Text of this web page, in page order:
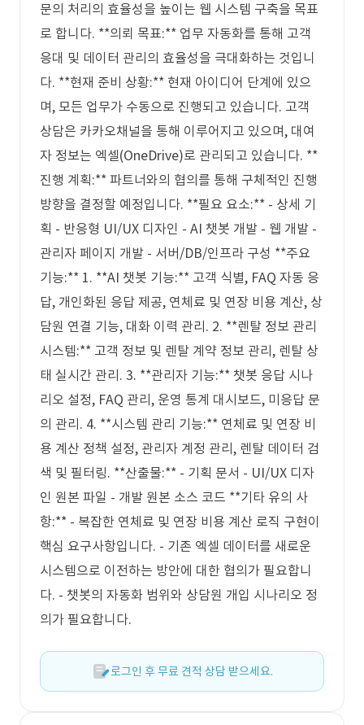
문의 처리의 효율성을 높이는 웹 시스템 구축을 목표
로 합니다. **의뢰 목표:** 업무 자동화를 통해 고객
응대 및 데이터 관리의 효율성을 극대화하는 것입니
다. **현재 준비 상황:** 현재 아이디어 단계에 있으
며, 모든 업무가 수동으로 진행되고 있습니다. 고객
상담은 카카오채널을 통해 이루어지고 있으며, 대여
자 정보는 엑셀(OneDrive)로 관리되고 있습니다. **
진행 계획:** 파트너와의 협의를 통해 구체적인 진행
방향을 결정할 예정입니다. **필요 요소:** - 상세 기
획 - 반응형 UI/UX 디자인 - AI 챗봇 개발 - 웹 개발 -
관리자 페이지 개발 - 서버/DB/인프라 구성 **주요
기능:** 1. **AI 챗봇 기능:** 고객 식별, FAQ 자동 응
답, 개인화된 응답 제공, 연체료 및 연장 비용 계산, 상
담원 연결 기능, 대화 이력 관리. 2. **렌탈 정보 관리
시스템:** 고객 정보 및 렌탈 계약 정보 관리, 렌탈 상
태 실시간 관리. 3. **관리자 기능:** 챗봇 응답 시나
리오 설정, FAQ 관리, 운영 통계 대시보드, 미응답 문
의 관리. 4. **시스템 관리 기능:** 연체료 및 연장 비
용 계산 정책 설정, 관리자 계정 관리, 렌탈 데이터 검
색 및 필터링. **산출물:** - 기획 문서 - UI/UX 디자
인 원본 파일 - 개발 원본 소스 코드 **기타 유의 사
항:** - 복잡한 연체료 및 연장 비용 계산 로직 구현이
핵심 요구사항입니다. - 기존 엑셀 데이터를 새로운
시스템으로 이전하는 방안에 대한 협의가 필요합니
다. - 챗봇의 자동화 범위와 상담원 개입 시나리오 정
의가 필요합니다.
로그인 후 무료 견적 상담 받으세요.